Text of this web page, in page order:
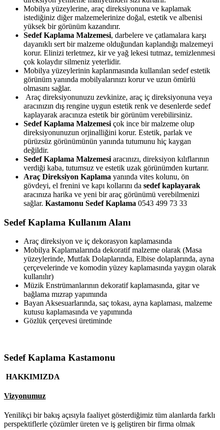
Mobilya yüzeylerine, araç direksiyonuna ve kaplamak
istediğiniz diğer malzemelerinize doğal, estetik ve albenisi
yüksek bir görünüm kazandırır.
Sedef Kaplama Malzemesi, darbelere ve çatlamalara karşı
dayanıklı sert bir malzeme olduğundan kaplandığı malzemeyi
korur. Elinizi terletmez, kir ve yağ lekesi tutmaz, temizlenmesi
çok kolaydır silmeniz yeterlidir.
Mobilya yüzeylerinin kaplanmasında kullanılan sedef estetik
görünüm yanında mobilyalarınızı korur ve uzun ömürlü
olmasını sağlar.
Araç direksiyonunuzu zevkinize, araç iç direksiyonuna veya
aracınızın dış rengine uygun estetik renk ve desenlerde sedef
kaplayarak aracınıza estetik bir görünüm verebilirsiniz.
Sedef Kaplama Malzemesi çok ince bir malzeme olup
direksiyonunuzun orjinalliğini korur. Estetik, parlak ve
pürüzsüz görünümünün yanında tutumunu hiç kaygan
değildir.
Sedef Kaplama Malzemesi aracınızı, direksiyon kılıflarının
verdiği kaba, tutumsuz ve estetik uzak görünümden kurtarır.
Araç Direksiyon Kaplama yanında vites kolunu, ön
gövdeyi, el frenini ve kapı kollarını da sedef kaplayarak
aracınıza harika ve yeni bir araç görünümü verebilmenizi
sağlar. Kastamonu Sedef Kaplama 0543 499 73 33
Sedef Kaplama Kullanım Alanı
Araç direksiyon ve iç dekorasyon kaplamasında
Mobilya Kaplamalarında dekoratif malzeme olarak (Masa
yüzeylerinde, Mutfak Dolaplarında, Elbise dolaplarında, ayna
çerçevelerinde ve komodin yüzey kaplamasında yaygın olarak
kullanılır)
Müzik Enstrümanlarının dekoratif kaplamasında, gitar ve
bağlama mızrap yapımında
Bayan Aksesuarlarında, saç tokası, ayna kaplaması, malzeme
kutusu kaplamasında ve yapımında
Gözlük çerçevesi üretiminde
Sedef Kaplama Kastamonu
HAKKIMIZDA
Vizyonumuz
Yenilikçi bir bakış açısıyla faaliyet gösterdiğimiz tüm alanlarda farklı
perspektiflerle çözümler üreten ve iş geliştiren bir firma olmak